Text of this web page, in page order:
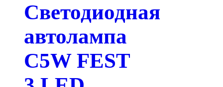
Светодиодная
автолампа
C5W FEST